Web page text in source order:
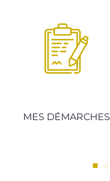
MES DÉMARCHES